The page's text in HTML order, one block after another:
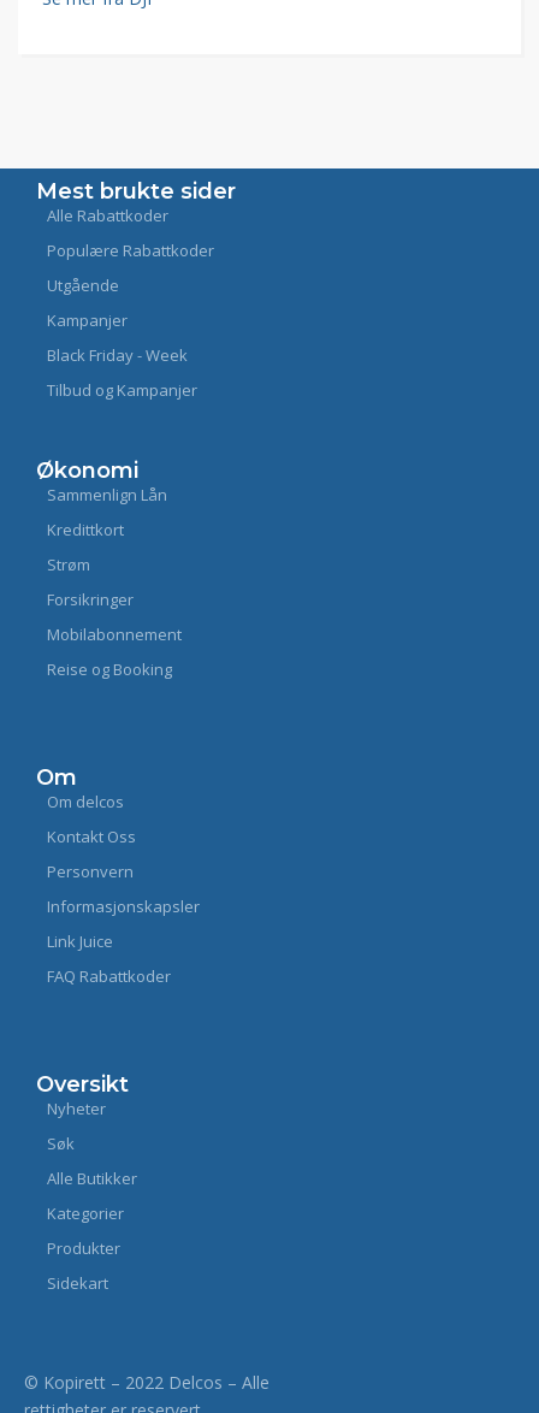
Mest brukte sider
Alle Rabattkoder
Populære Rabattkoder
Utgående
Kampanjer
Black Friday - Week
Tilbud og Kampanjer
Økonomi
Sammenlign Lån
Kredittkort
Strøm
Forsikringer
Mobilabonnement
Reise og Booking
Om
Om delcos
Kontakt Oss
Personvern
Informasjonskapsler
Link Juice
FAQ Rabattkoder
Oversikt
Nyheter
Søk
Alle Butikker
Kategorier
Produkter
Sidekart
© Kopirett – 2022 Delcos – Alle